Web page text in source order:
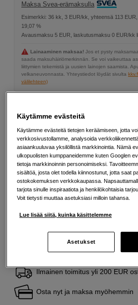
Maksa Svea-erämaksulla
Esimerkki: 36 kk, 3 EUR/kk, yhteensä 113
19,07 %
Avausmaksu 5 EUR, laskutusmaksu 0 EUR/kk
Lainaaminen maksaa! Jos et pysty
saada maksuhäiriömerkinnän. Se voi vaikeuttaa
liittymien tekemistä ja uusien lainojen saamista.
velkaneuvonnasta. Yhteystiedot löydät sivulta
välilehteen)
Tämä tuote kuuluu Back to
– huolella valittu luoviin
Lue lisää
SP tykkää
Tämä on tuote, josta pidämme
Seuraa tätä symbolia
Lue lisää
Ilmainen toimitus yli 200 EUR
Osta nyt ja maksa myöhemmin
Käytämme evästeitä
Käytämme evästeitä tietojen keräämiseen, jotta
verkkosivustollamme, analysoida
asiaankuuluvaa yksilöllistä markkinointia. Nämä
ulkopuolisten kumppaneidemme kuten Googlen
tietoja markkinoinnin personoimiseksi.
sisältöä, josta olet todella kiinnostunut, jotta saat
ostokokemuksen verkkokaupassa.
tarjota sinulle inspiraatiota ja henkilökohtaisia
Voit tietysti muuttaa asetuksiasi milloin tahansa.
Lue lisää siitä, kuinka käsittelemme
Asetukset